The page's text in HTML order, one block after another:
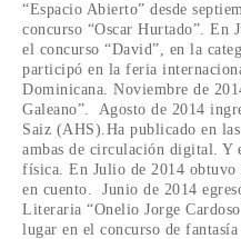
“Espacio Abierto” desde
concurso “Oscar Hurtado”. En
el concurso “David”, en la
participó en la feria
Dominicana. Noviembre de
Galeano”. Agosto de 2014
Saiz (AHS).Ha publicado en
ambas de circulación digital. Y
física. En Julio de 2014 obtuvo
en cuento. Junio de 2014
Literaria “Onelio Jorge
lugar en el concurso de